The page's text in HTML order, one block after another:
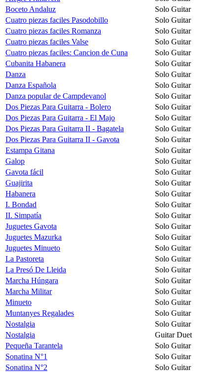
Boceto Andaluz
Solo Guitar
Cuatro piezas faciles Pasodobillo
Solo Guitar
Cuatro piezas faciles Romanza
Solo Guitar
Cuatro piezas faciles Valse
Solo Guitar
Cuatro piezas faciles: Cancion de Cuna
Solo Guitar
Cubanita Habanera
Solo Guitar
Danza
Solo Guitar
Danza Española
Solo Guitar
Danza popular de Campdevanol
Solo Guitar
Dos Piezas Para Guitarra - Bolero
Solo Guitar
Dos Piezas Para Guitarra - El Majo
Solo Guitar
Dos Piezas Para Guitarra II - Bagatela
Solo Guitar
Dos Piezas Para Guitarra II - Gavota
Solo Guitar
Estampa Gitana
Solo Guitar
Galop
Solo Guitar
Gavota fácil
Solo Guitar
Guajirita
Solo Guitar
Habanera
Solo Guitar
I. Bondad
Solo Guitar
II. Simpatía
Solo Guitar
Juguetes Gavota
Solo Guitar
Juguetes Mazurka
Solo Guitar
Juguetes Minueto
Solo Guitar
La Pastoreta
Solo Guitar
La Presó De Lleida
Solo Guitar
Marcha Húngara
Solo Guitar
Marcha Militar
Solo Guitar
Minueto
Solo Guitar
Muntanyes Regalades
Solo Guitar
Nostalgia
Solo Guitar
Nostalgia
Guitar Duet
Pequeña Tarantela
Solo Guitar
Sonatina N°1
Solo Guitar
Sonatina N°2
Solo Guitar